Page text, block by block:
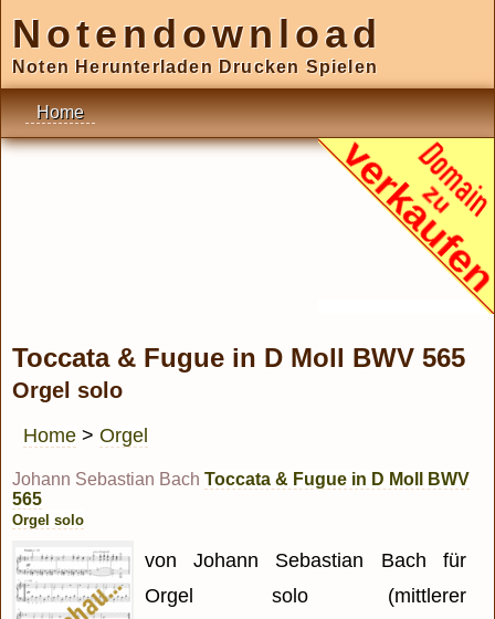
Notendownload
Noten Herunterladen Drucken Spielen
Home
Toccata & Fugue in D Moll BWV 565
Orgel solo
Home > Orgel
Johann Sebastian Bach Toccata & Fugue in D Moll BWV
565
Orgel solo
von Johann Sebastian Bach für
Orgel solo (mittlerer